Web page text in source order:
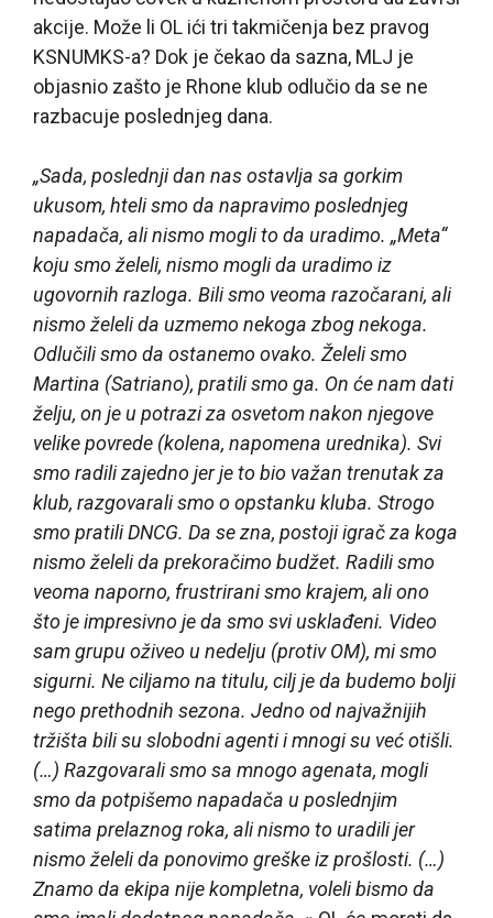
akcije. Može li OL ići tri takmičenja bez pravog
KSNUMKS-a? Dok je čekao da sazna, MLJ je
objasnio zašto je Rhone klub odlučio da se ne
razbacuje poslednjeg dana.
„Sada, poslednji dan nas ostavlja sa gorkim
ukusom, hteli smo da napravimo poslednjeg
napadača, ali nismo mogli to da uradimo. „Meta“
koju smo želeli, nismo mogli da uradimo iz
ugovornih razloga. Bili smo veoma razočarani, ali
nismo želeli da uzmemo nekoga zbog nekoga.
Odlučili smo da ostanemo ovako. Želeli smo
Martina (Satriano), pratili smo ga. On će nam dati
želju, on je u potrazi za osvetom nakon njegove
velike povrede (kolena, napomena urednika). Svi
smo radili zajedno jer je to bio važan trenutak za
klub, razgovarali smo o opstanku kluba. Strogo
smo pratili DNCG. Da se zna, postoji igrač za koga
nismo želeli da prekoračimo budžet. Radili smo
veoma naporno, frustrirani smo krajem, ali ono
što je impresivno je da smo svi usklađeni. Video
sam grupu oživeo u nedelju (protiv OM), mi smo
sigurni. Ne ciljamo na titulu, cilj je da budemo bolji
nego prethodnih sezona. Jedno od najvažnijih
tržišta bili su slobodni agenti i mnogi su već otišli.
(…) Razgovarali smo sa mnogo agenata, mogli
smo da potpišemo napadača u poslednjim
satima prelaznog roka, ali nismo to uradili jer
nismo želeli da ponovimo greške iz prošlosti. (…)
Znamo da ekipa nije kompletna, voleli bismo da